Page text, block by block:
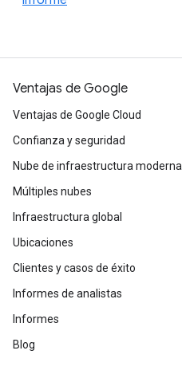
Ventajas de Google
Ventajas de Google Cloud
Confianza y seguridad
Nube de infraestructura moderna
Múltiples nubes
Infraestructura global
Ubicaciones
Clientes y casos de éxito
Informes de analistas
Informes
Blog